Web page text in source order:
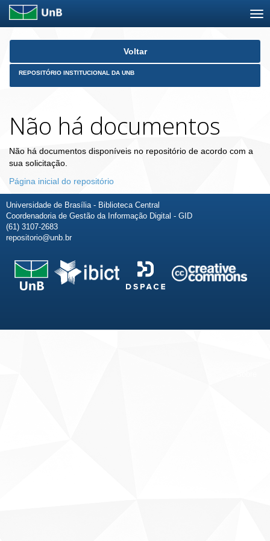
Skip
Voltar
REPOSITÓRIO INSTITUCIONAL DA UNB
Não há documentos
Não há documentos disponíveis no repositório de acordo com a
sua solicitação.
Página inicial do repositório
Universidade de Brasília - Biblioteca Central
Coordenadoria de Gestão da Informação Digital - GID
(61) 3107-2683
repositorio@unb.br